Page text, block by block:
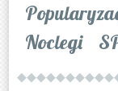
Noclegi